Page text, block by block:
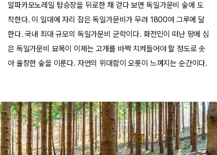
알파카모노레일 탑승장을 뒤로한 채 걷다 보면 독일가문비 숲에 도
착한다. 이 일대에 자리 잡은 독일가문비가 무려 1800여 그루에 달
한다. 국내 최대 규모의 독일가문비 군락이다. 화전민이 떠난 땅에 심
은 독일가문비 묘목이 이제는 고개를 바짝 치켜들어야 할 정도로 솟
아 울창한 숲을 이룬다. 자연의 위대함이 오롯이 느껴지는 순간이다.